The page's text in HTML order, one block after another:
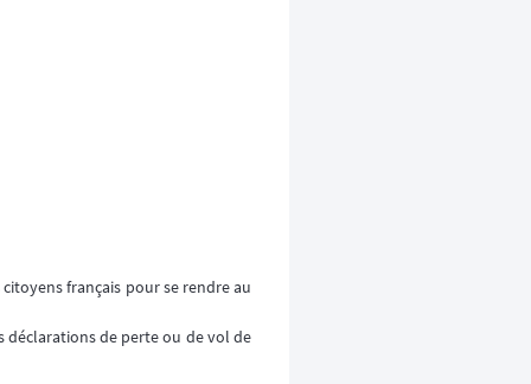
français pour se rendre au
déclarations de perte ou de vol de